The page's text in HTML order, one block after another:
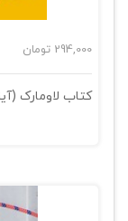
294,000 تومان
کتاب لاومارک